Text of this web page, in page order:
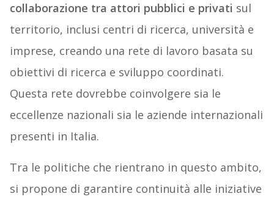
collaborazione tra attori pubblici e privati sul
territorio, inclusi centri di ricerca, università e
imprese, creando una rete di lavoro basata su
obiettivi di ricerca e sviluppo coordinati.
Questa rete dovrebbe coinvolgere sia le
eccellenze nazionali sia le aziende internazionali
presenti in Italia.
Tra le politiche che rientrano in questo ambito,
si propone di garantire continuità alle iniziative